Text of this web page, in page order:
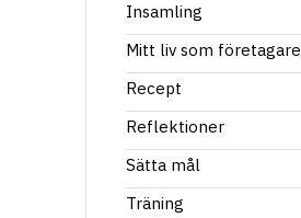
Insamling
Mitt liv som företagare
Recept
Reflektioner
Sätta mål
Träning